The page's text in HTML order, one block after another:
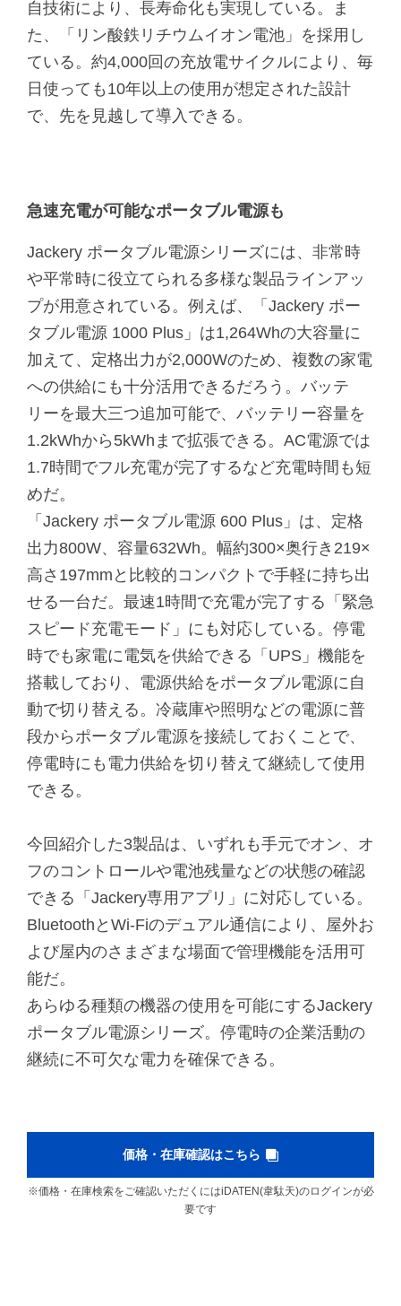
自技術により、長寿命化も実現している。ま
た、「リン酸鉄リチウムイオン電池」を採用し
ている。約4,000回の充放電サイクルにより、毎
日使っても10年以上の使用が想定された設計
で、先を見越して導入できる。
急速充電が可能なポータブル電源も
Jackery ポータブル電源シリーズには、非常時
や平常時に役立てられる多様な製品ラインアッ
プが用意されている。例えば、「Jackery ポー
タブル電源 1000 Plus」は1,264Whの大容量に
加えて、定格出力が2,000Wのため、複数の家電
への供給にも十分活用できるだろう。バッテ
リーを最大三つ追加可能で、バッテリー容量を
1.2kWhから5kWhまで拡張できる。AC電源では
1.7時間でフル充電が完了するなど充電時間も短
めだ。
「Jackery ポータブル電源 600 Plus」は、定格
出力800W、容量632Wh。幅約300×奥行き219×
高さ197mmと比較的コンパクトで手軽に持ち出
せる一台だ。最速1時間で充電が完了する「緊急
スピード充電モード」にも対応している。停電
時でも家電に電気を供給できる「UPS」機能を
搭載しており、電源供給をポータブル電源に自
動で切り替える。冷蔵庫や照明などの電源に普
段からポータブル電源を接続しておくことで、
停電時にも電力供給を切り替えて継続して使用
できる。
今回紹介した3製品は、いずれも手元でオン、オ
フのコントロールや電池残量などの状態の確認
できる「Jackery専用アプリ」に対応している。
BluetoothとWi-Fiのデュアル通信により、屋外お
よび屋内のさまざまな場面で管理機能を活用可
能だ。
あらゆる種類の機器の使用を可能にするJackery
ポータブル電源シリーズ。停電時の企業活動の
継続に不可欠な電力を確保できる。
価格・在庫確認はこちら
※価格・在庫検索をご確認いただくにはiDATEN(韋駄天)のログインが必
要です